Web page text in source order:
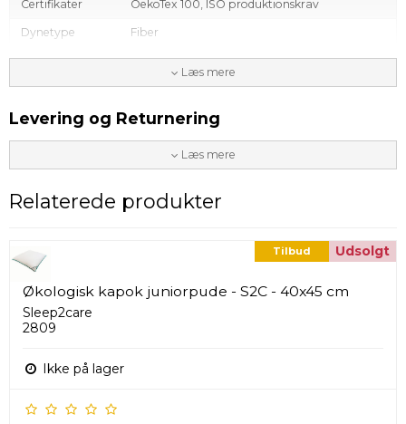
Certifikater OekoTex 100, ISO produktionskrav
Dynetype Fiber
Allergivenlig Ja
Vask & pleje
Vaskemaskine maks. 60 grader, Må
Leveringstid
Lun / Helårs
Læs mere
Levering og Returnering
Læs mere
Relaterede produkter
Tilbud Udsolgt
Økologisk kapok juniorpude - S2C - 40x45 cm
Sleep2care
2809
Ikke på lager